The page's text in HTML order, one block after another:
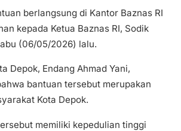
berlangsung di Kantor Baznas RI
kepada Ketua Baznas RI, Sodik
(06/05/2026) lalu.
Depok, Endang Ahmad Yani,
bantuan tersebut merupakan
Kota Depok.
memiliki kepedulian tinggi